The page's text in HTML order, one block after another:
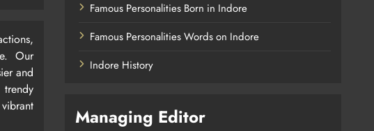
Our
and
Famous Personalities Born in Indore
Famous Personalities Words on Indore
Indore History
Managing Editor